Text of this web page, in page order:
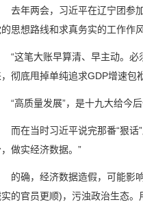
年两会，习近平在辽宁团参加
的思想路线和求真务实的工作作
这笔大账早算清、早主动。必须
彻底甩掉单纯追求GDP增速包
高质量发展”，是十九大给今后
在当时习近平说完那番“狠话”
做实经济数据。”
确，经济数据造假，可能影响
的官员更顺)，污浊政治生态。